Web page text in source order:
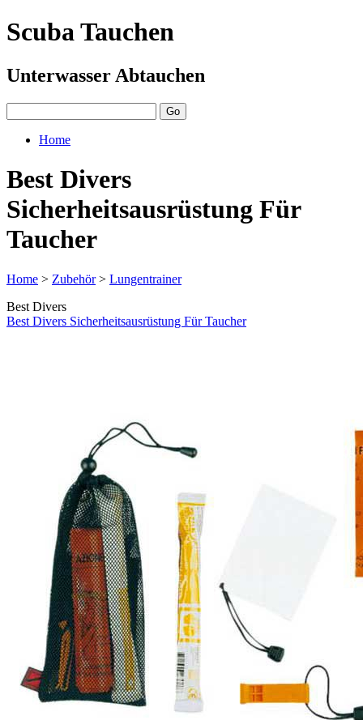
Scuba Tauchen
Unterwasser Abtauchen
Home
Best Divers
Sicherheitsausrüstung Für
Taucher
Home > Zubehör> Lungentrainer
Best Divers
Best Divers Sicherheitsausrüstung Für Taucher